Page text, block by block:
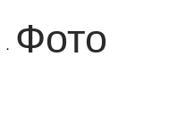
·
Фото